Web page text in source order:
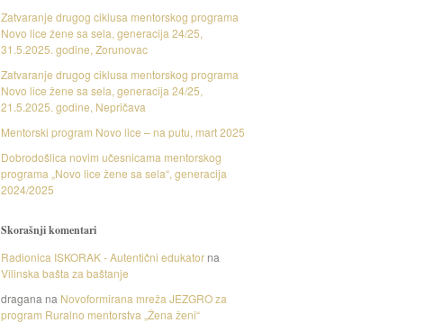
Zatvaranje drugog ciklusa mentorskog programa
Novo lice žene sa sela, generacija 24/25,
31.5.2025. godine, Zorunovac
Zatvaranje drugog ciklusa mentorskog programa
Novo lice žene sa sela, generacija 24/25,
21.5.2025. godine, Nepričava
Mentorski program Novo lice – na putu, mart 2025
Dobrodošlica novim učesnicama mentorskog
programa „Novo lice žene sa sela“, generacija
2024/2025
Skorašnji komentari
Radionica ISKORAK - Autentični edukator na
Vilinska bašta za baštanje
dragana na Novoformirana mreža JEZGRO za
program Ruralno mentorstva „Žena ženi“